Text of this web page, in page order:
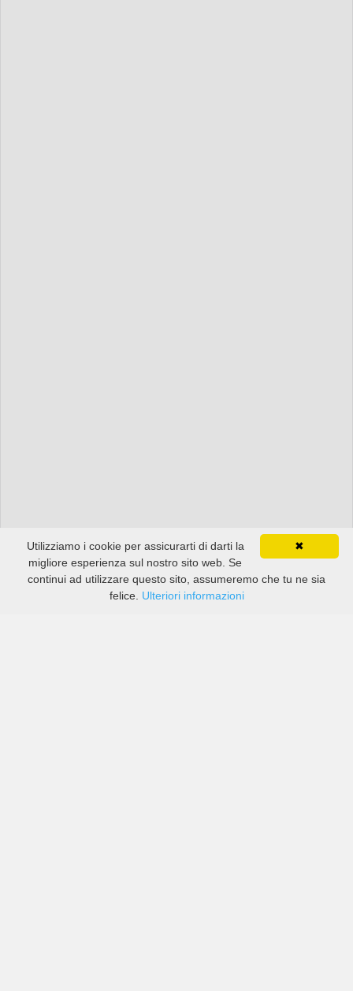
✖
Utilizziamo i cookie per assicurarti di darti la
migliore esperienza sul nostro sito web. Se
continui ad utilizzare questo sito, assumeremo che tu ne sia
felice. Ulteriori informazioni